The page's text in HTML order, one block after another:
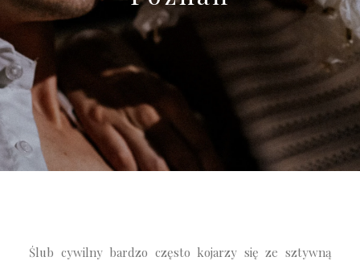
Ślub cywilny bardzo często kojarzy się ze sztywną